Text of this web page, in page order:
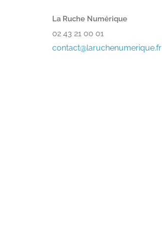
La Ruche Numérique
02 43 21 00 01
contact@laruchenumerique.fr